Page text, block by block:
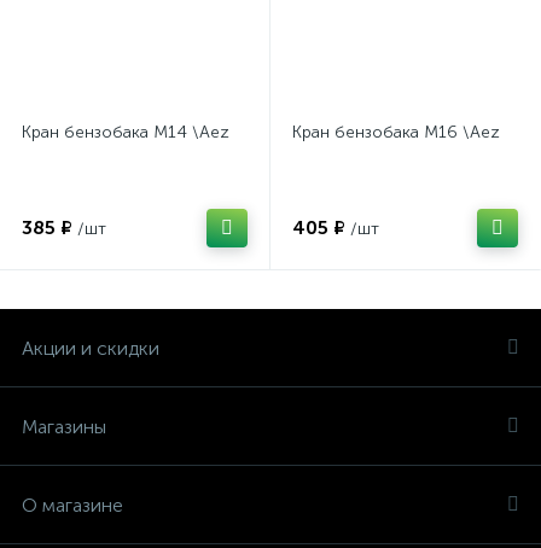
Кран бензобака М14 \Aez
385 ₽ /шт
Кран бензобака М16 \Aez
405 ₽ /шт
Акции и скидки
Магазины
О магазине